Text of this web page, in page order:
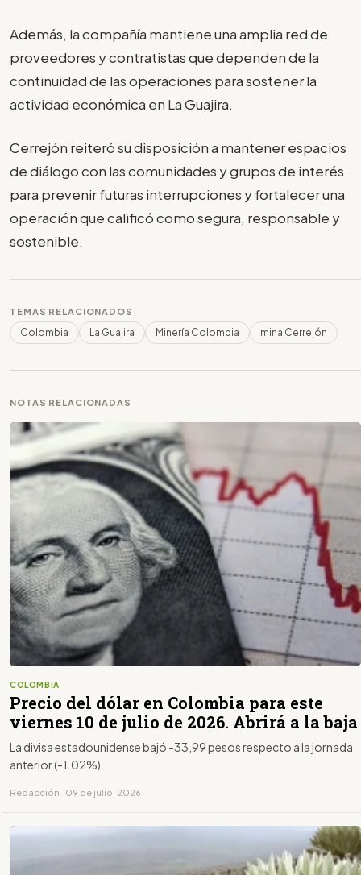
Además, la compañía mantiene una amplia red de
proveedores y contratistas que dependen de la
continuidad de las operaciones para sostener la
actividad económica en La Guajira.
Cerrejón reiteró su disposición a mantener espacios
de diálogo con las comunidades y grupos de interés
para prevenir futuras interrupciones y fortalecer una
operación que calificó como segura, responsable y
sostenible.
TEMAS RELACIONADOS
Colombia La Guajira Minería Colombia mina Cerrejón
NOTAS RELACIONADAS
COLOMBIA
Precio del dólar en Colombia para este
viernes 10 de julio de 2026. Abrirá a la baja
La divisa estadounidense bajó -33,99 pesos respecto a la jornada
anterior (-1.02%).
Redacción · 09 de julio, 2026